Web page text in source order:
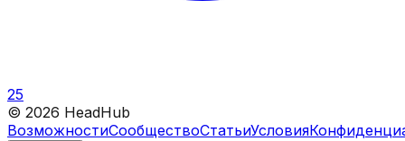
25
© 2026 HeadHub
ВозможностиСообществоСтатьиУсловия